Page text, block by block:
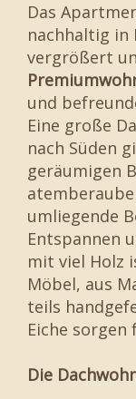
Das
nachhaltig in
vergrößert
und
Eine große
nach Süden
geräumigen
umliegende
Entspannen
mit viel Holz
Möbel, aus
teils
Eiche
Die